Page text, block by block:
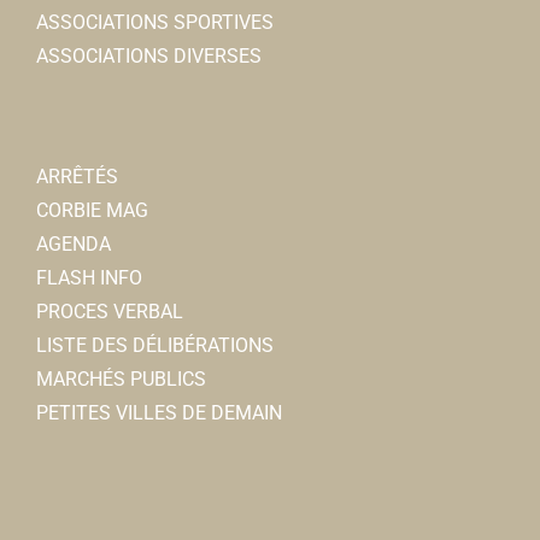
ASSOCIATIONS SPORTIVES
ASSOCIATIONS DIVERSES
ARRÊTÉS
CORBIE MAG
AGENDA
FLASH INFO
PROCES VERBAL
LISTE DES DÉLIBÉRATIONS
MARCHÉS PUBLICS
PETITES VILLES DE DEMAIN